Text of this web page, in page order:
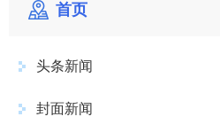
首页
头条新闻
封面新闻